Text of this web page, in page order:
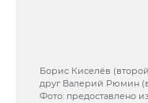
Борис Киселёв
друг Валерий Рюмин
Фото: предоставлено